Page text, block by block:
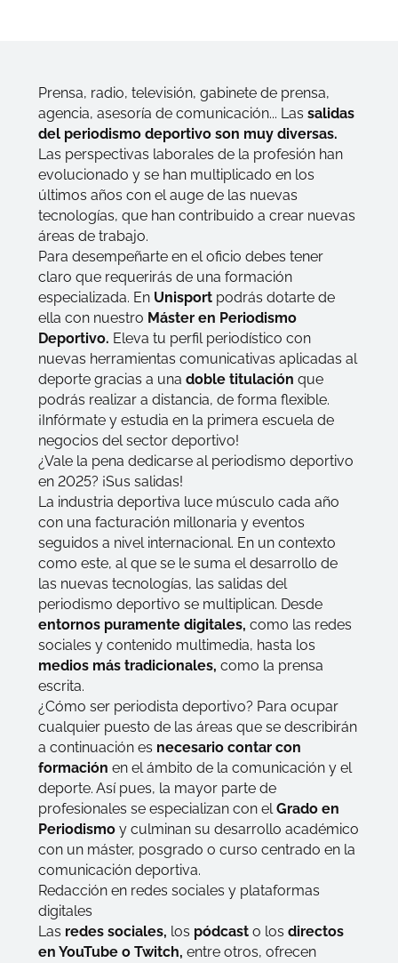
Prensa, radio, televisión, gabinete de prensa,
agencia, asesoría de comunicación... Las salidas
del periodismo deportivo son muy diversas.
Las perspectivas laborales de la profesión han
evolucionado y se han multiplicado en los
últimos años con el auge de las nuevas
tecnologías, que han contribuido a crear nuevas
áreas de trabajo.
Para desempeñarte en el oficio debes tener
claro que requerirás de una formación
especializada. En Unisport podrás dotarte de
ella con nuestro Máster en Periodismo
Deportivo. Eleva tu perfil periodístico con
nuevas herramientas comunicativas aplicadas al
deporte gracias a unadoble titulación que
podrás realizar a distancia, de forma flexible.
¡Infórmate y estudia en la primera escuela de
negocios del sector deportivo!
¿Vale la pena dedicarse al periodismo deportivo
en 2025? ¡Sus salidas!
La industria deportiva luce músculo cada año
con una facturación millonaria y eventos
seguidos a nivel internacional. En un contexto
como este, al que se le suma el desarrollo de
las nuevas tecnologías, las salidas del
periodismo deportivo se multiplican. Desde
entornos puramente digitales,como las redes
sociales y contenido multimedia, hasta los
medios más tradicionales, como la prensa
escrita.
¿Cómo ser periodista deportivo? Para ocupar
cualquier puesto de las áreas que se describirán
a continuación es necesario contar con
formación en el ámbito de la comunicación y el
deporte. Así pues, la mayor parte de
profesionales se especializan con elGrado en
Periodismo y culminan su desarrollo académico
con un máster, posgrado o curso centrado en la
comunicación deportiva.
Redacción en redes sociales y plataformas
digitales
Las redes sociales, los pódcasto losdirectos
en YouTube o Twitch,entre otros, ofrecen